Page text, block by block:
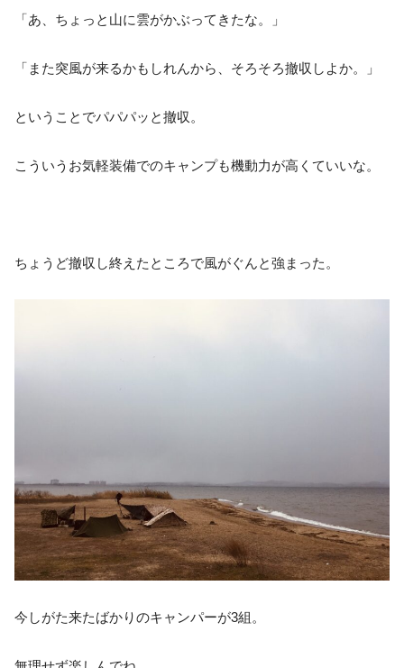
「あ、ちょっと山に雲がかぶってきたな。」
「また突風が来るかもしれんから、そろそろ撤収しよか。」
ということでパパパッと撤収。
こういうお気軽装備でのキャンプも機動力が高くていいな。
ちょうど撤収し終えたところで風がぐんと強まった。
今しがた来たばかりのキャンパーが3組。